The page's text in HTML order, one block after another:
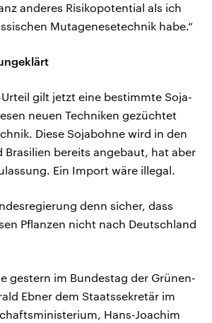
anderes Risikopotential als ich
Mutagenesetechnik habe.“
Urteil gilt jetzt eine bestimmte Soja-
neuen Techniken gezüchtet
Diese Sojabohne wird in den
Brasilien bereits angebaut, hat aber
Ein Import wäre illegal.
denn sicher, dass
Pflanzen nicht nach Deutschland
gestern im Bundestag der Grünen-
Ebner dem Staatssekretär im
Hans-Joachim